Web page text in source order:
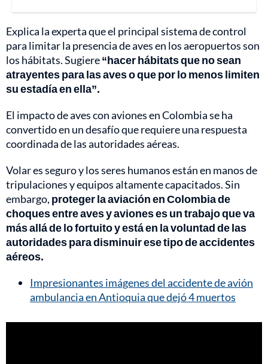
Explica la experta que el principal sistema de control
para limitar la presencia de aves en los aeropuertos son
los hábitats. Sugiere“hacer hábitats que no sean
atrayentes para las aves o que por lo menos limiten
su estadía en ella”.
El impacto de aves con aviones en Colombia se ha
convertido en un desafío que requiere una respuesta
coordinada de las autoridades aéreas.
Volar es seguro y los seres humanos están en manos de
tripulaciones y equipos altamente capacitados. Sin
embargo, proteger la aviación en Colombia de
choques entre aves y aviones es un trabajo que va
más allá de lo fortuito y está en la voluntad de las
autoridades para disminuir ese tipo de accidentes
aéreos.
Impresionantes imágenes del accidente de avión
ambulancia en Antioquia que dejó 4 muertos